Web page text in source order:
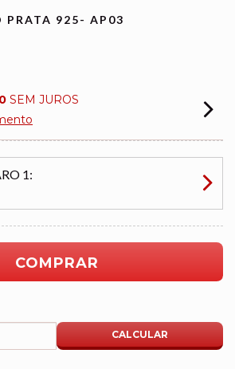
PRATA 925- AP03
SEM JUROS
1:
CALCULAR